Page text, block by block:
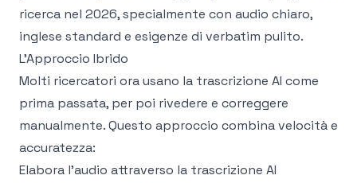
ricerca nel 2026, specialmente con audio chiaro,
inglese standard e esigenze di verbatim pulito.
L'Approccio Ibrido
Molti ricercatori ora usano la trascrizione AI come
prima passata, per poi rivedere e correggere
manualmente. Questo approccio combina velocità e
accuratezza:
Elabora l'audio attraverso la trascrizione AI